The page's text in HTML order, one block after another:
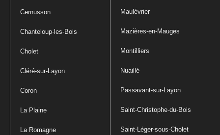
Cernusson
Chanteloup-les-Bois
Cholet
Cléré-sur-Layon
Coron
La Plaine
La Romagne
Maulévrier
Mazières-en-Mauges
Montilliers
Nuaillé
Passavant-sur-Layon
Saint-Christophe-du-Bois
Saint-Léger-sous-Cholet